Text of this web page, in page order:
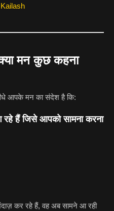
क्या मन कुछ कहना
आपके मन का संदेश है कि:
हैं जिसे आपको सामना करना
कर रहे हैं, वह अब सामने आ रही